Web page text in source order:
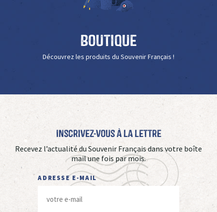
Boutique
Découvrez les produits du Souvenir Français !
Inscrivez-vous à La Lettre
Recevez l’actualité du Souvenir Français dans votre boîte
mail une fois par mois.
ADRESSE E-MAIL